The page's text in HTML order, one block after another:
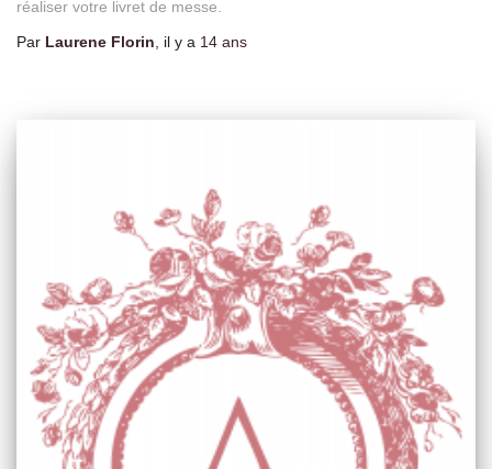
réaliser votre livret de messe.
Par Laurene Florin , il y a 14 ans